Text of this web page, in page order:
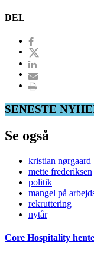
DEL
SENESTE
Se også
kristian nørgaard
mette frederiksen
politik
mangel på
rekruttering
nytår
Core Hospitality